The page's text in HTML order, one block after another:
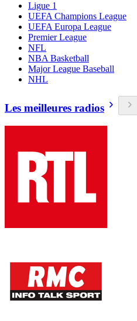
Ligue 1
UEFA Champions League
UEFA Europa League
Premier League
NFL
NBA Basketball
Major League Baseball
NHL
Les meilleures radios